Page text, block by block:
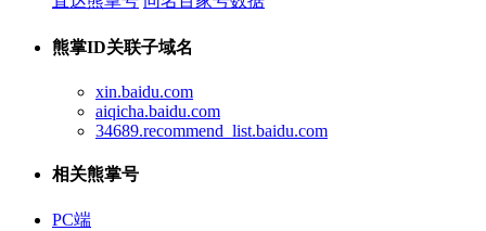
熊掌ID关联子域名
xin.baidu.com
aiqicha.baidu.com
34689.recommend_list.baidu.com
相关熊掌号
PC端